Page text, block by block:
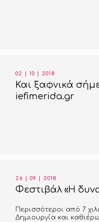
02 | 10 | 2018
Και ξαφνικά
iefimerida.gr
26 | 09 | 2018
Φεστιβάλ «Η
Περισσότεροι από 7
Δημιουργία και